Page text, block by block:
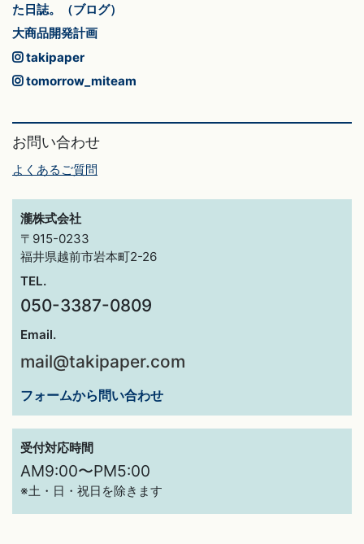
た日誌。（ブログ）
大商品開発計画
takipaper
tomorrow_miteam
お問い合わせ
よくあるご質問
瀧株式会社
〒915-0233
福井県越前市岩本町2-26
TEL.
050-3387-0809
Email.
mail@takipaper.com
フォームから問い合わせ
受付対応時間
AM9:00〜PM5:00
※土・日・祝日を除きます